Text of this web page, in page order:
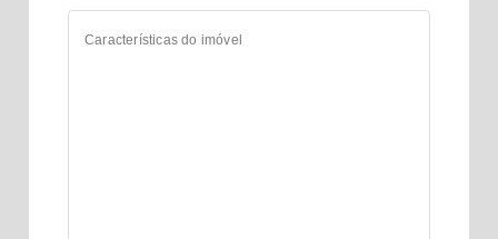
Características do imóvel